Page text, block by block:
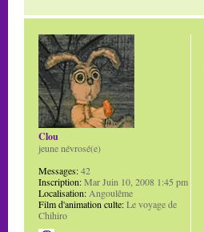
Clou
jeune névrosé(e)
Messages:42
Inscription:Mar Juin 10, 2008 1:45 pm
Localisation: Angoulême
Film d'animation culte:Le voyage de
Chihiro